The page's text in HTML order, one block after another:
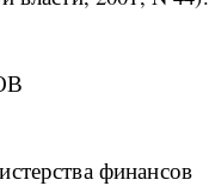
финансов